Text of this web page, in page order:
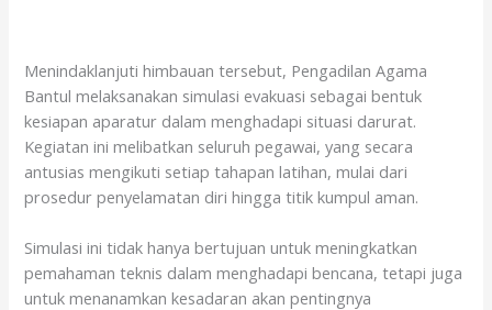
Menindaklanjuti himbauan tersebut, Pengadilan Agama
Bantul melaksanakan simulasi evakuasi sebagai bentuk
kesiapan aparatur dalam menghadapi situasi darurat.
Kegiatan ini melibatkan seluruh pegawai, yang secara
antusias mengikuti setiap tahapan latihan, mulai dari
prosedur penyelamatan diri hingga titik kumpul aman.
Simulasi ini tidak hanya bertujuan untuk meningkatkan
pemahaman teknis dalam menghadapi bencana, tetapi juga
untuk menanamkan kesadaran akan pentingnya